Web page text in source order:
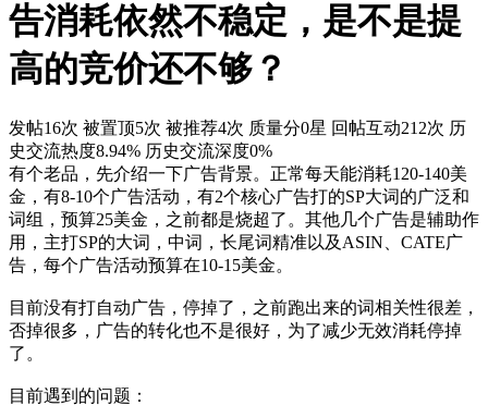
告消耗依然不稳定，是不是提
高的竞价还不够？
发帖16次 被置顶5次 被推荐4次 质量分0星 回帖互动212次 历
史交流热度8.94% 历史交流深度0%
有个老品，先介绍一下广告背景。正常每天能消耗120-140美
金，有8-10个广告活动，有2个核心广告打的SP大词的广泛和
词组，预算25美金，之前都是烧超了。其他几个广告是辅助作
用，主打SP的大词，中词，长尾词精准以及ASIN、CATE广
告，每个广告活动预算在10-15美金。
目前没有打自动广告，停掉了，之前跑出来的词相关性很差，
否掉很多，广告的转化也不是很好，为了减少无效消耗停掉
了。
目前遇到的问题：